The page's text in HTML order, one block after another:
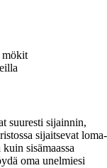
mökit
suuresti sijainnin,
sijaitsevat loma-
sisämaassa
oma unelmiesi